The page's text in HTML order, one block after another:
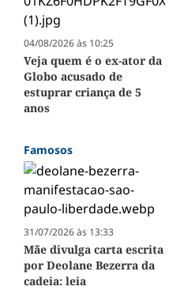
04/08/2026 às 10:25
Veja quem é o ex-ator da
Globo acusado de
estuprar criança de 5
anos
Famosos
31/07/2026 às 13:33
Mãe divulga carta escrita
por Deolane Bezerra da
cadeia: leia